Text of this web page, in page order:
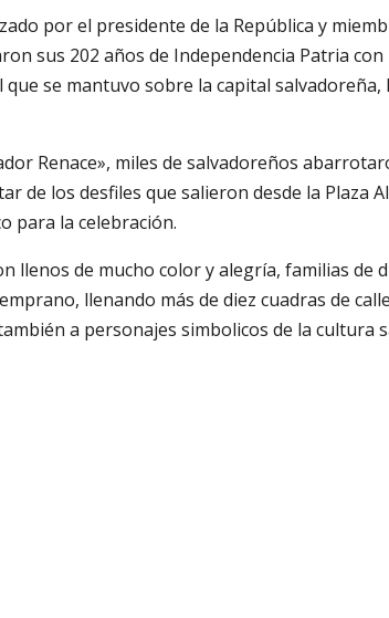
por el presidente de la República y
sus 202 años de Independencia Patria
se mantuvo sobre la capital
Renace», miles de salvadoreños
de los desfiles que salieron desde la Plaza
para la celebración.
llenos de mucho color y alegría, familias de
llenando más de diez cuadras de
a personajes simbolicos de la cultura